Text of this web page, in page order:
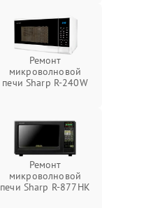
Ремонт
микроволновой
печи Sharp R-240W
Ремонт
микроволновой
печи Sharp R-877HK